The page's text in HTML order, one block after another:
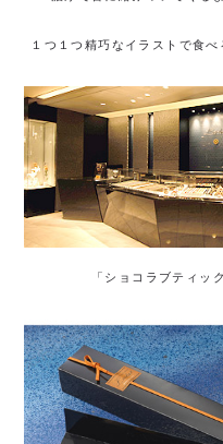
１つ１つ精巧なイラストで食べ
「ショコラブティッ